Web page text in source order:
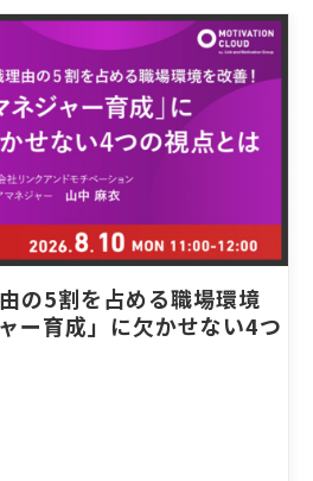
の5割を占める職場環境
ー育成」に欠かせない4つ